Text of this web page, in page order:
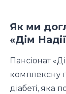
Як ми
«Дім
Пансіонат
комплексну
діабеті, яка